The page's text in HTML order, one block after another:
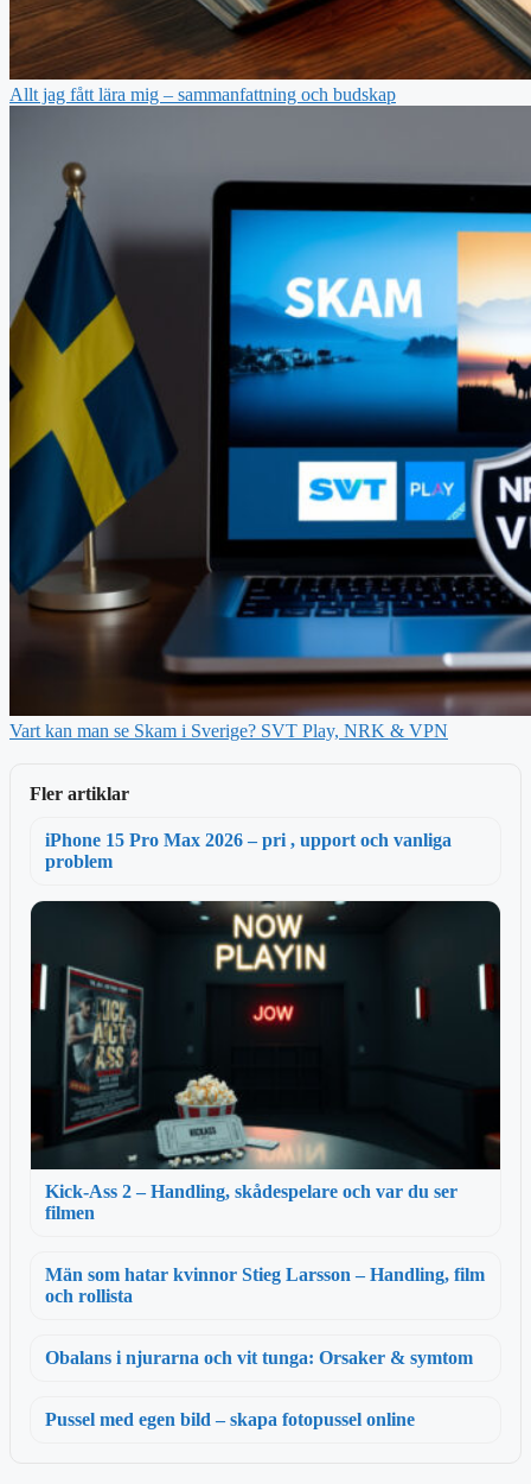
Allt jag fått lära mig – sammanfattning och budskap
Vart kan man se Skam i Sverige? SVT Play, NRK & VPN
Fler artiklar
iPhone 15 Pro Max 2026 – pri , upport och vanliga
problem
Kick-Ass 2 – Handling, skådespelare och var du ser
filmen
Män som hatar kvinnor Stieg Larsson – Handling, film
och rollista
Obalans i njurarna och vit tunga: Orsaker & symtom
Pussel med egen bild – skapa fotopussel online